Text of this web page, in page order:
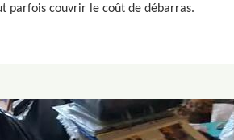
parfois couvrir le coût de débarras.